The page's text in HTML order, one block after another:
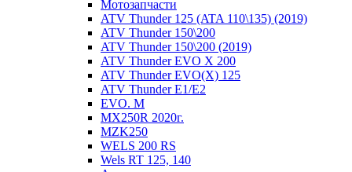
Мотозапчасти
ATV Thunder 125 (ATA 110\135) (2019)
ATV Thunder 150\200
ATV Thunder 150\200 (2019)
ATV Thunder EVO X 200
ATV Thunder EVO(X) 125
ATV Thunder Е1/Е2
EVO. M
MX250R 2020г.
MZK250
WELS 200 RS
Wels RT 125, 140